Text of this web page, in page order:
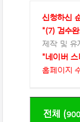
신청하신
"(7) 검수
제작 및 유
"네이버
홈페이지
전체 (900